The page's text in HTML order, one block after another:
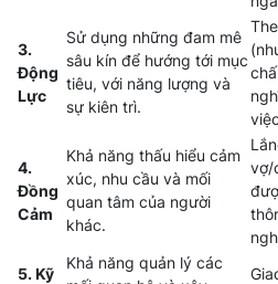
3.
Động
Lực
Sử dụng những đam mê
sâu kín để hướng tới mục
tiêu, với năng lượng và
sự kiên trì.
4.
Đồng
Cảm
Khả năng thấu hiểu cảm
xúc, nhu cầu và mối
quan tâm của người
khác.
vợ/
5. Kỹ
Khả năng quản lý các